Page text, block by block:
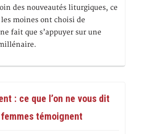
des nouveautés liturgiques, ce
les moines ont choisi de
fait que s’appuyer sur une
: ce que l’on ne vous dit
femmes témoignent